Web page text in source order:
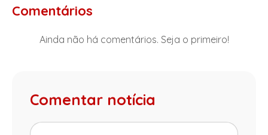
Comentários
Ainda não há comentários. Seja o primeiro!
Comentar notícia